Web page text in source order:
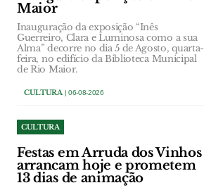
Maior
Inauguração da exposição “Inês
Guerreiro, Clara e Luminosa como a sua
Alma” decorre no dia 5 de Agosto, quarta-
feira, no edifício da Biblioteca Municipal
de Rio Maior.
CULTURA| 06-08-2026
CULTURA
Festas em Arruda dos Vinhos
arrancam hoje e prometem
13 dias de animação